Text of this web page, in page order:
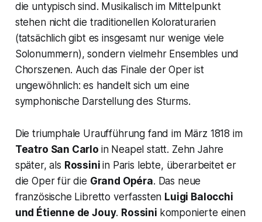
die untypisch sind. Musikalisch im Mittelpunkt
stehen nicht die traditionellen Koloraturarien
(tatsächlich gibt es insgesamt nur wenige viele
Solonummern), sondern vielmehr Ensembles und
Chorszenen. Auch das Finale der Oper ist
ungewöhnlich: es handelt sich um eine
symphonische Darstellung des Sturms.
Die triumphale Uraufführung fand im März 1818 im
Teatro San Carlo in Neapel statt. Zehn Jahre
später, als Rossiniin Paris lebte, überarbeitet er
die Oper für die Grand Opéra. Das neue
französische Libretto verfassten Luigi Balocchi
und Étienne de Jouy. Rossini komponierte einen